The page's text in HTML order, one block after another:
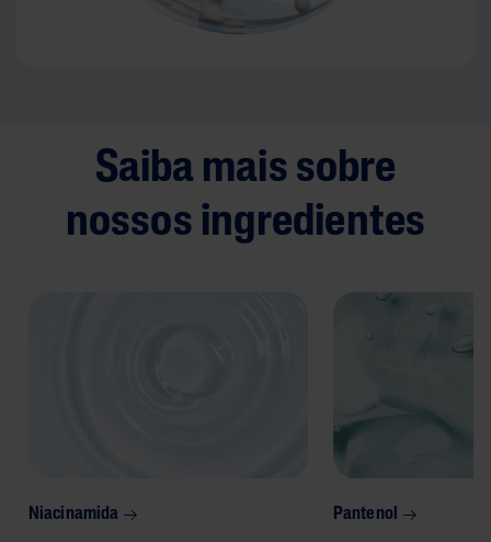
Saiba mais sobre
nossos ingredientes
Niacinamida Pantenol